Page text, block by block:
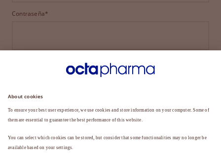
Contraseña*
INICIAR SESIÓN
¿HA OLVIDADO SU CONTRASEÑA?
¿Aún no es miembro?